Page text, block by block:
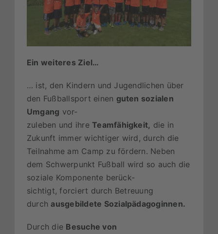
Ein weiteres Ziel…
… ist, den Kindern und Jugendlichen über
den Fußballsport einen guten sozialen
Umgang vor-
zuleben und ihreTeamfähigkeit, die in
Zukunft immer wichtiger wird, durch die
Teilnahme am Camp zu fördern. Neben
dem Schwerpunkt Fußball wird so auch die
soziale Komponente berück-
sichtigt, forciert durch Betreuung
durchausgebildete Sozialpädagoginnen.
Durch die Besuche von